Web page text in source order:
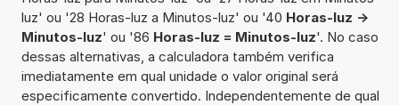
luz' ou '28 Horas-luz a Minutos-luz' ou '40 Horas-luz ->
Minutos-luz' ou '86 Horas-luz = Minutos-luz'. No caso
dessas alternativas, a calculadora também verifica
imediatamente em qual unidade o valor original será
especificamente convertido. Independentemente de qual